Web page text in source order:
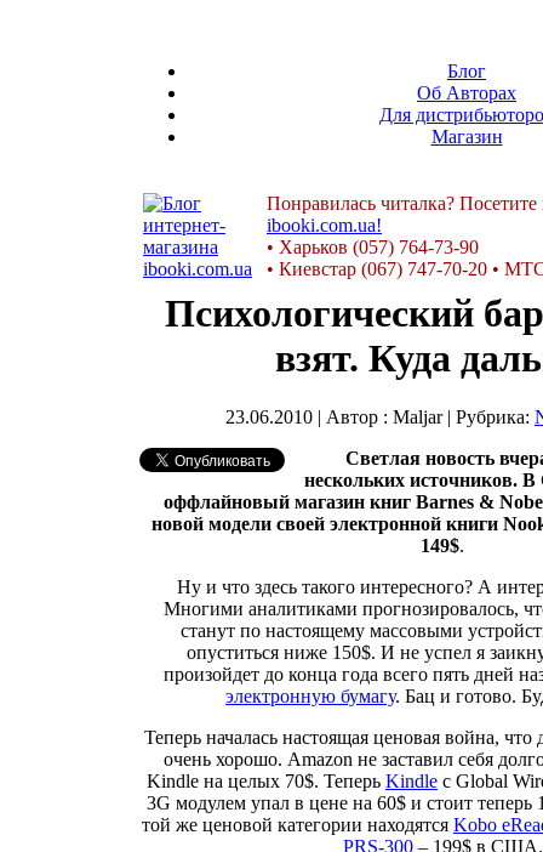
Блог
Об Авторах
Для
Магазин
Понравилась читалка?
ibooki.com.ua!
• Харьков (057) 764-73-90
• Киевстар (067) 747-70-20 • МТС
Психологический
взят. Куда
23.06.2010 | Автор : Maljar | Рубрика:
Светлая новость
нескольких
оффлайновый магазин книг Barnes &
новой модели своей электронной книги
149$.
Ну и что здесь такого интересного? А
Многими аналитиками прогнозировалось,
станут по настоящему массовыми
опуститься ниже 150$. И не успел я
произойдет до конца года всего пять дней
электронную бумагу. Бац и готово.
Теперь началась настоящая ценовая война, что
очень хорошо. Amazon не заставил себя
Kindle на целых 70$. Теперь Kindle с Global
3G модулем упал в цене на 60$ и стоит теперь
той же ценовой категории находятся Kobo
PRS-300– 199$ в США.